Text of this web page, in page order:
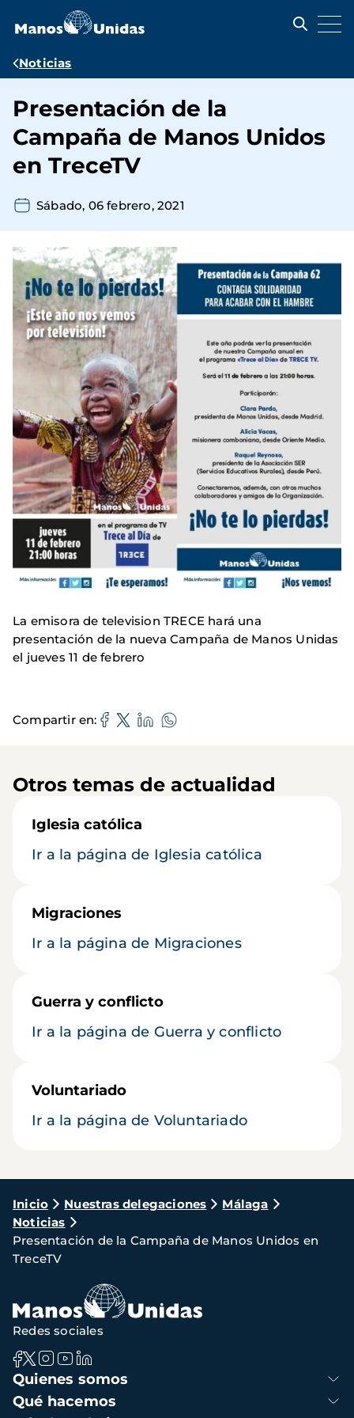
contenido
Ruta
navegación
Noticias
Presentación de la
Campaña de Manos Unidos
en TreceTV
Sábado, 06 febrero, 2021
La emisora de television TRECE hará una
presentación de la nueva Campaña de Manos Unidas
el jueves 11 de febrero
Compartir en
Otros temas de actualidad
Iglesia católica
Ir a la página de Iglesia católica
Migraciones
Ir a la página de Migraciones
Guerra y conflicto
Ir a la página de Guerra y conflicto
Voluntariado
Ir a la página de Voluntariado
Ruta
de
navegación
Inicio Nuestras delegaciones
Málaga
Noticias
Presentación de la Campaña de Manos Unidos en
TreceTV
Navegación
principal
Quienes somos
Qué hacemos
Redes sociales